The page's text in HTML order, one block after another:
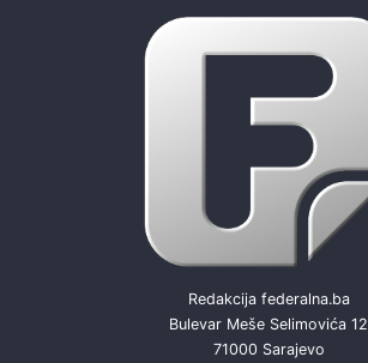
Redakcija federalna.ba
Bulevar Meše Selimovića 12
71000 Sarajevo